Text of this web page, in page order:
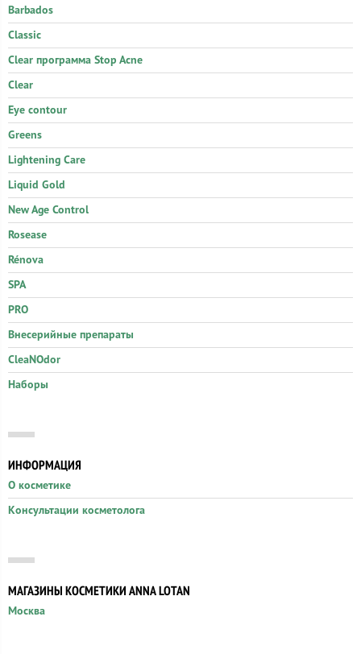
Barbados
Classic
Clear программа Stop Acne
Clear
Eye contour
Greens
Lightening Care
Liquid Gold
New Age Control
Rosease
Rénova
SPA
PRO
Внесерийные препараты
CleaNOdor
Наборы
ИНФОРМАЦИЯ
О косметике
Консультации косметолога
МАГАЗИНЫ КОСМЕТИКИ ANNA LOTAN
Москва